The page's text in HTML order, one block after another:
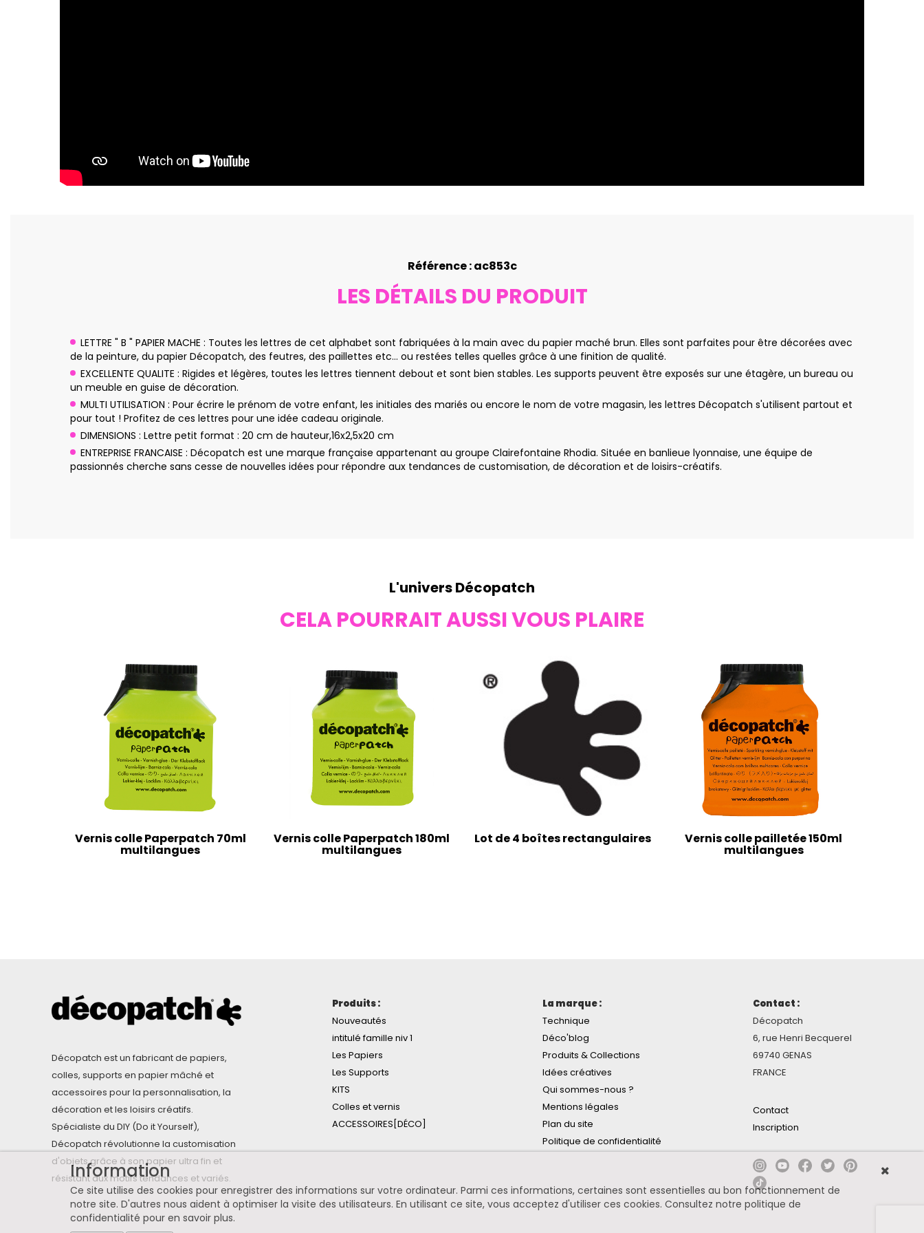
Référence : ac853c
LES DÉTAILS DU PRODUIT
LETTRE " B " PAPIER MACHE : Toutes les lettres de cet alphabet sont fabriquées à la main avec du papier maché brun. Elles sont parfaites pour être décorées avec
de la peinture, du papier Décopatch, des feutres, des paillettes etc… ou restées telles quelles grâce à une finition de qualité.
EXCELLENTE QUALITE : Rigides et légères, toutes les lettres tiennent debout et sont bien stables. Les supports peuvent être exposés sur une étagère, un bureau ou
un meuble en guise de décoration.
MULTI UTILISATION : Pour écrire le prénom de votre enfant, les initiales des mariés ou encore le nom de votre magasin, les lettres Décopatch s'utilisent partout et
pour tout ! Profitez de ces lettres pour une idée cadeau originale.
DIMENSIONS : Lettre petit format : 20 cm de hauteur,16x2,5x20 cm
ENTREPRISE FRANCAISE : Décopatch est une marque française appartenant au groupe Clairefontaine Rhodia. Située en banlieue lyonnaise, une équipe de
passionnés cherche sans cesse de nouvelles idées pour répondre aux tendances de customisation, de décoration et de loisirs-créatifs.
L'univers Décopatch
CELA POURRAIT AUSSI VOUS PLAIRE
Vernis colle Paperpatch 70ml
multilangues
Vernis colle Paperpatch 180ml
multilangues
Lot de 4 boîtes rectangulaires Vernis colle pailletée 150ml
multilangues
Décopatch est un fabricant de papiers,
colles, supports en papier mâché et
accessoires pour la personnalisation, la
décoration et les loisirs créatifs.
Spécialiste du DIY (Do it Yourself),
Décopatch révolutionne la customisation
d'objets grâce à son papier ultra fin et
résistant aux motifs tendances et variés.
Produits :
Nouveautés
intitulé famille niv 1
Les Papiers
Les Supports
KITS
Colles et vernis
ACCESSOIRES[DÉCO]
La marque :
Technique
Déco'blog
Produits & Collections
Idées créatives
Qui sommes-nous ?
Mentions légales
Plan du site
Politique de confidentialité
Contact :
Décopatch
6, rue Henri Becquerel
69740 GENAS
FRANCE
Contact
Inscription
Information
Ce site utilise des cookies pour enregistrer des informations sur votre ordinateur. Parmi ces informations, certaines sont essentielles au bon fonctionnement de
notre site. D'autres nous aident à optimiser la visite des utilisateurs. En utilisant ce site, vous acceptez d'utiliser ces cookies. Consultez notre politique de
confidentialité pour en savoir plus.